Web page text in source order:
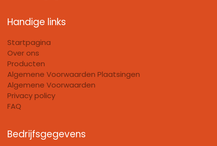
Handige links
Startpagina
Over ons
Producten
Algemene Voorwaarden Plaatsingen
Algemene Voorwaarden
Privacy policy
FAQ
Bedrijfsgegevens